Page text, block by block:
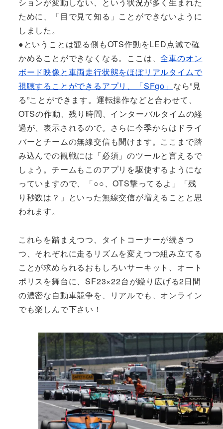
ために、「目で見て知る」ことができないように
しました。
●ということは観る側もOTS作動をLED点滅で確
かめることができなくなる。ここは、全車のオン
ボード映像と車両走行状態をほぼリアルタイムで
視聴することができるアプリ、「SFgo」 なら”見
る”ことができます。運転操作などと合わせて、
OTSの作動、残り時間、インターバルタイムの経
過が、表示されるので。さらに今季からはドライ
バーとチームの無線交信も聞けます。ここまで踏
み込んでの観戦には「必須」のツールと言えるで
しょう。チームもこのアプリを駆使するようにな
っていますので、「○○、OTS撃ってるよ」「残
り秒数は？」といった無線交信が増えることと思
われます。
これらを踏まえつつ、タイトコーナーが続きつ
つ、それぞれに走るリズムを変えつつ組み立てる
ことが求められるおもしろいサーキット、オート
ポリスを舞台に、SF23×22台が繰り広げる2日間
の濃密な自動車競争を、リアルでも、オンライン
でも楽しんで下さい！